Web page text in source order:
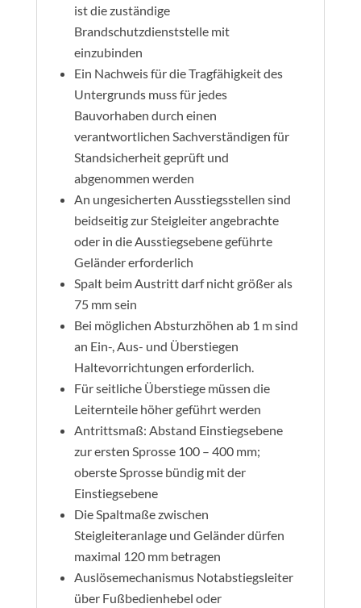
ist die zuständige
Brandschutzdienststelle mit
einzubinden
Ein Nachweis für die Tragfähigkeit des
Untergrunds muss für jedes
Bauvorhaben durch einen
verantwortlichen Sachverständigen für
Standsicherheit geprüft und
abgenommen werden
An ungesicherten Ausstiegsstellen sind
beidseitig zur Steigleiter angebrachte
oder in die Ausstiegsebene geführte
Geländer erforderlich
Spalt beim Austritt darf nicht größer als
75 mm sein
Bei möglichen Absturzhöhen ab 1 m sind
an Ein-, Aus- und Überstiegen
Haltevorrichtungen erforderlich.
Für seitliche Überstiege müssen die
Leiternteile höher geführt werden
Antrittsmaß: Abstand Einstiegsebene
zur ersten Sprosse 100 – 400 mm;
oberste Sprosse bündig mit der
Einstiegsebene
Die Spaltmaße zwischen
Steigleiteranlage und Geländer dürfen
maximal 120 mm betragen
Auslösemechanismus Notabstiegsleiter
über Fußbedienhebel oder